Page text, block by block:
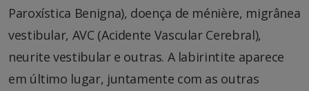
Paroxística Benigna), doença de ménière, migrânea
vestibular, AVC (Acidente Vascular Cerebral),
neurite vestibular e outras. A labirintite aparece
em último lugar, juntamente com as outras